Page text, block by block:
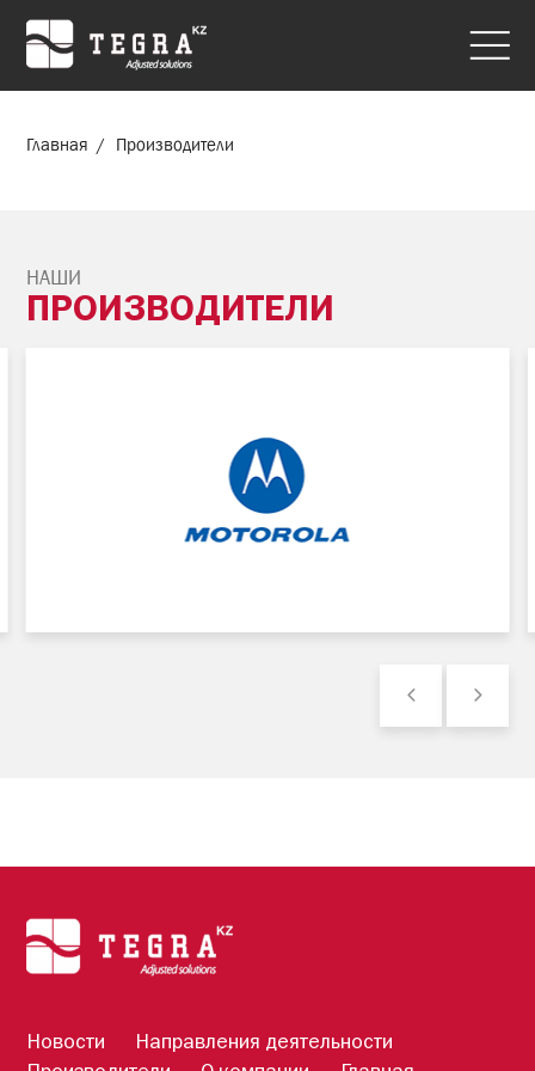
Главная Производители
НАШИ
ПРОИЗВОДИТЕЛИ
Новости
Направления деятельности